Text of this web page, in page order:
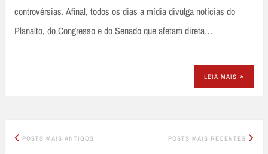
controvérsias. Afinal, todos os dias a mídia divulga notícias do
Planalto, do Congresso e do Senado que afetam direta…
LEIA MAIS
Posts
POSTS MAIS ANTIGOS POSTS MAIS RECENTES